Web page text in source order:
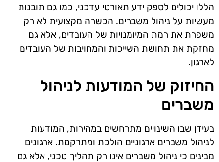
הללו יכולים לספק ידע תאורטי עדכני, כמו גם תובנות
מעשיות על ניהול משברים. הכשרה מקצועית לא רק
משפרת את רמת המיומנויות של העובדים, אלא גם
מחזקת את תחושת השייכות והמחויבות של העובדים
לארגון.
החיזוק של המודעות לניהול
משברים
בעידן שבו השינויים מתרחשים במהירות, המודעות
לניהול משברים ארגוניים הולכת ומתרקמת. ארגונים
מבינים כי ניהול משברים אינו רק תהליך טכני, אלא גם